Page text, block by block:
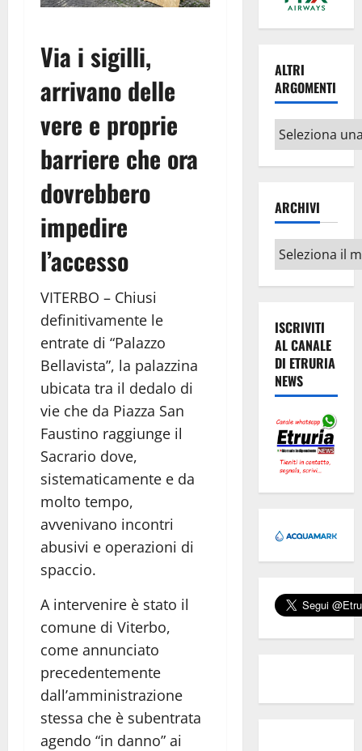
Via i sigilli,
arrivano delle
vere e proprie
barriere che ora
dovrebbero
impedire
l’accesso
VITERBO – Chiusi
definitivamente le
entrate di “Palazzo
Bellavista”, la palazzina
ubicata tra il dedalo di
vie che da Piazza San
Faustino raggiunge il
Sacrario dove,
sistematicamente e da
molto tempo,
avvenivano incontri
abusivi e operazioni di
spaccio.
A intervenire è stato il
comune di Viterbo,
come annunciato
precedentemente
dall’amministrazione
stessa che è subentrata
agendo “in danno” ai
ALTRI
ARGOMENTI
Altri
argomenti
ARCHIVI
Archivi
ISCRIVITI
AL CANALE
DI ETRURIA
NEWS